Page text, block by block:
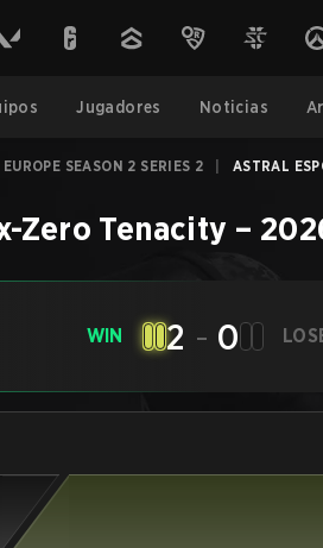
Jugadores Noticias
SEASON 2 SERIES 2 ASTRAL
Zero Tenacity –
WIN 2 - 0